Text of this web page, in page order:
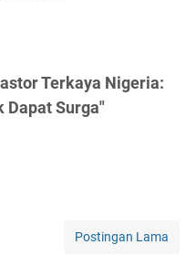
Terkaya Nigeria:
Dapat Surga"
Postingan Lama